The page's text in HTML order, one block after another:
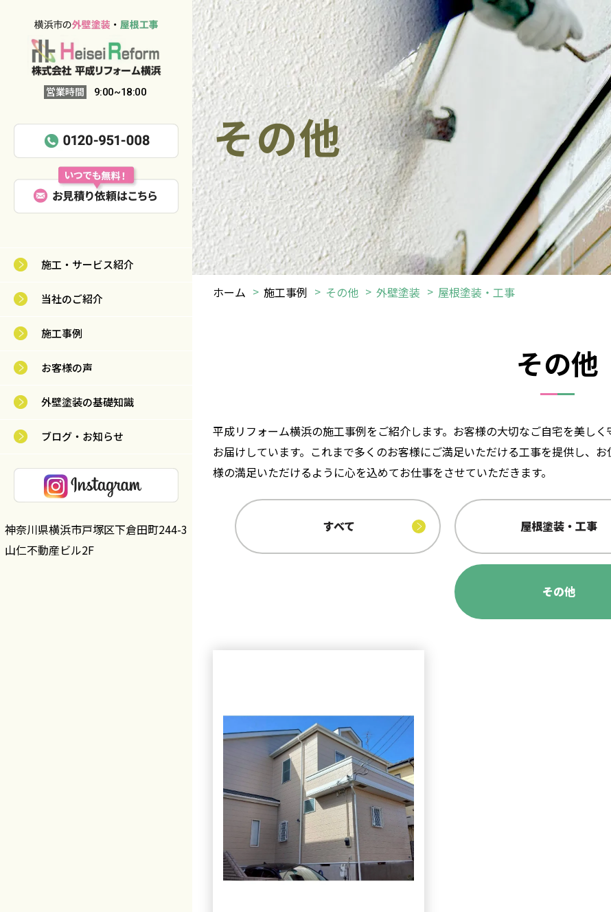
営業時間 9:00~18:00
施工・サービス紹介
当社のご紹介
施工事例
お客様の声
外壁塗装の基礎知識
ブログ・お知らせ
神奈川県横浜市戸塚区下倉田町244-3
山仁不動産ビル2F
その他
ホーム 施工事例 その他 外壁塗装 屋根塗装・工事
その他
平成リフォーム横浜の施工事例をご紹介します。お客様の大切なご自宅を美し
お届けしています。これまで多くのお客様にご満足いただける工事を提供し、
様の満足いただけるように心を込めてお仕事をさせていただきます。
すべて 屋根塗装・工事
その他